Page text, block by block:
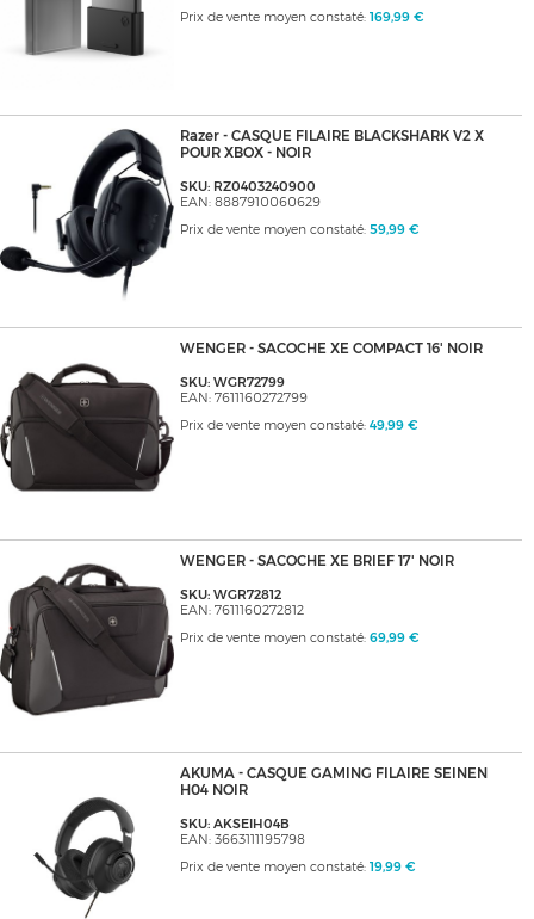
Prix de vente moyen constaté: 169,99 €
Razer - CASQUE FILAIRE BLACKSHARK V2 X
POUR XBOX - NOIR
SKU: RZ0403240900
EAN: 8887910060629
Prix de vente moyen constaté: 59,99 €
WENGER - SACOCHE XE COMPACT 16' NOIR
SKU: WGR72799
EAN: 7611160272799
Prix de vente moyen constaté: 49,99 €
WENGER - SACOCHE XE BRIEF 17' NOIR
SKU: WGR72812
EAN: 7611160272812
Prix de vente moyen constaté: 69,99 €
AKUMA - CASQUE GAMING FILAIRE SEINEN
H04 NOIR
SKU: AKSEIH04B
EAN: 3663111195798
Prix de vente moyen constaté: 19,99 €